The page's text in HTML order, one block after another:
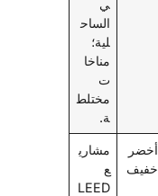
ي
الساح
لية؛
مناخا
ت
مختلط
ة.
أخضر
خفيف
مشاري
ع
LEED